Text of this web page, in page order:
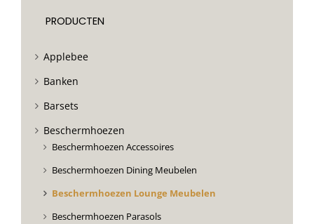
PRODUCTEN
Applebee
Banken
Barsets
Beschermhoezen
Beschermhoezen Accessoires
Beschermhoezen Dining Meubelen
Beschermhoezen Lounge Meubelen
Beschermhoezen Parasols